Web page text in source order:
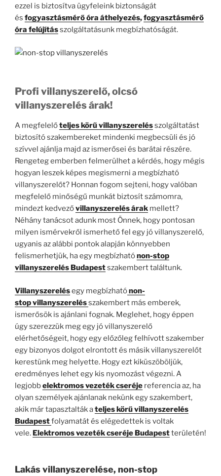
ezzel is biztosítva ügyfeleink biztonságát
és fogyasztásmérő óra áthelyezés,fogyasztásmérő
óra felújításszolgáltatásunk megbízhatóságát.
Profi villanyszerelő, olcsó
villanyszerelés árak!
A megfelelőteljes körű villanyszerelésszolgáltatást
biztosító szakembereket mindenki megbecsüli és jó
szívvel ajánlja majd az ismerősei és barátai részére.
Rengeteg emberben felmerülhet a kérdés, hogy mégis
hogyan leszek képes megismerni a megbízható
villanyszerelőt? Honnan fogom sejteni, hogy valóban
megfelelő minőségű munkát biztosít számomra,
mindezt kedvezővillanyszerelés árak mellett?
Néhány tanácsot adunk most Önnek, hogy pontosan
milyen ismérvekről ismerhető fel egy jó villanyszerelő,
ugyanis az alábbi pontok alapján könnyebben
felismerhetjük, ha egy megbízhatónon-stop
villanyszerelés Budapestszakembert találtunk.
Villanyszerelésegy megbízhatónon-
stopvillanyszerelésszakembert más emberek,
ismerősök is ajánlani fognak. Meglehet, hogy éppen
úgy szerezzük meg egy jó villanyszerelő
elérhetőségeit, hogy egy előzőleg felhívott szakember
egy bizonyos dolgot elrontott és másik villanyszerelőt
kerestünk meg helyette. Hogy ezt kiküszöböljük,
eredményes lehet egy kis nyomozást végezni. A
legjobbelektromos vezeték cseréje referencia az, ha
olyan személyek ajánlanak nekünk egy szakembert,
akik már tapasztalták ateljes körű villanyszerelés
Budapestfolyamatát és elégedettek is voltak
vele. Elektromos vezeték cseréje Budapestterületén!
Lakás villanyszerelése, non-stop